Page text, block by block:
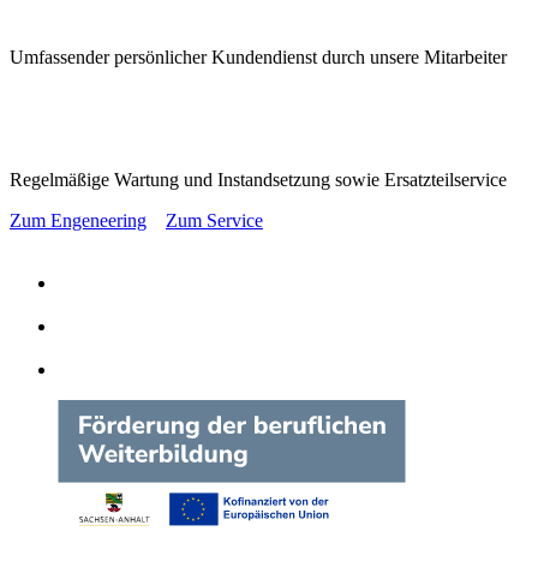
Umfassender persönlicher Kundendienst durch unsere Mitarbeiter
Regelmäßige Wartung und Instandsetzung sowie Ersatzteilservice
Zum Engeneering
Zum Service